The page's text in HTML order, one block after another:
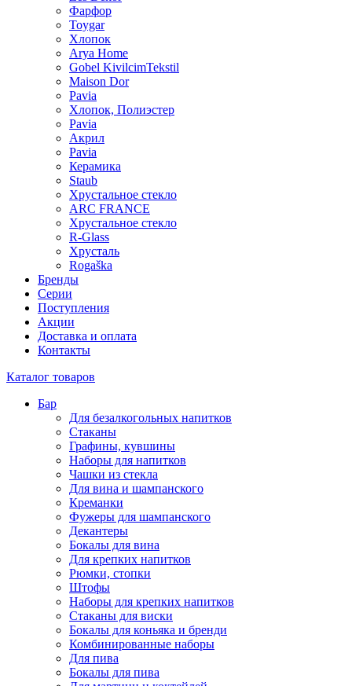
Фарфор
Toygar
Хлопок
Arya Home
Gobel KivilcimTekstil
Maison Dor
Pavia
Хлопок, Полиэстер
Pavia
Акрил
Pavia
Керамика
Staub
Хрустальное стекло
ARC FRANCE
Хрустальное стекло
R-Glass
Хрусталь
Rogaška
Бренды
Серии
Поступления
Акции
Доставка и оплата
Контакты
Каталог товаров
Бар
Для безалкогольных напитков
Стаканы
Графины, кувшины
Наборы для напитков
Чашки из стекла
Для вина и шампанского
Креманки
Фужеры для шампанского
Декантеры
Бокалы для вина
Для крепких напитков
Рюмки, стопки
Штофы
Наборы для крепких напитков
Стаканы для виски
Бокалы для коньяка и бренди
Комбинированные наборы
Для пива
Бокалы для пива